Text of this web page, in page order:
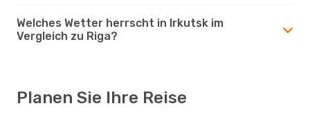
Welches Wetter herrscht in Irkutsk im
Vergleich zu Riga?
Planen Sie Ihre Reise